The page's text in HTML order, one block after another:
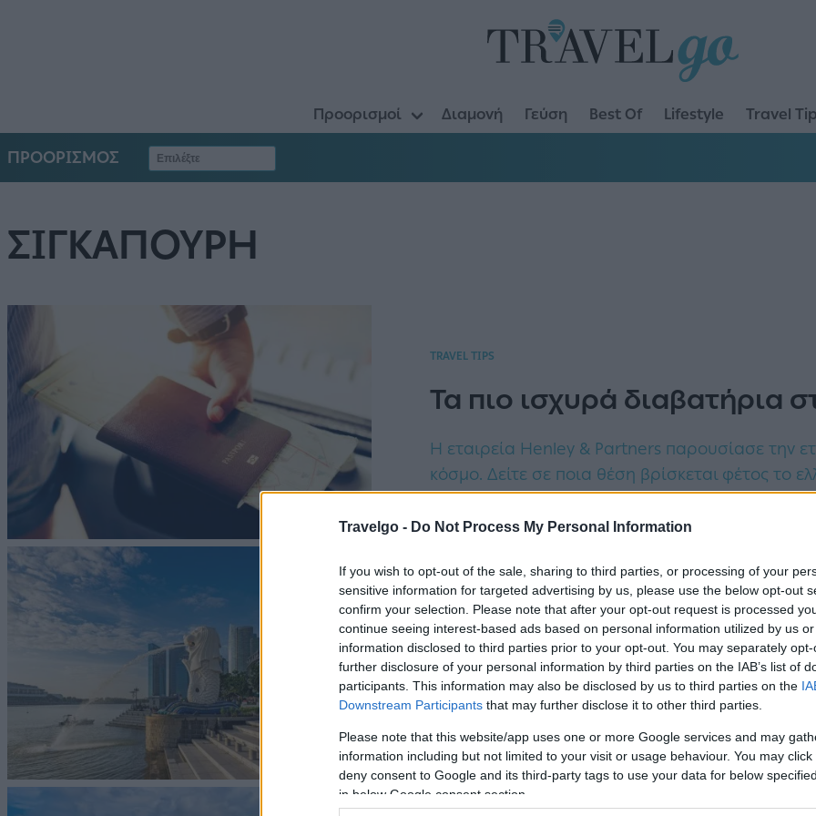
Travelgo - Do Not Process My Personal Information
If you wish to opt-out of the sale, sharing to third parties, or processing of your
sensitive information for targeted advertising by us, please use the below opt-out
confirm your selection. Please note that after your opt-out request is processed
continue seeing interest-based ads based on personal information utilized by us
information disclosed to third parties prior to your opt-out. You may separately
further disclosure of your personal information by third parties on the IAB’s list of
participants. This information may also be disclosed by us to third parties on the
Downstream Participants that may further disclose it to other third parties.
Please note that this website/app uses one or more Google services and may
information including but not limited to your visit or usage behaviour. You may
deny consent to Google and its third-party tags to use your data for below
in below Google consent section.
Προορισμοί Διαμονή Γεύση Best Of Lifestyle Travel
ΠΡΟΟΡΙΣΜΟΣ
ΣΙΓΚΑΠΟΥΡΗ
TRAVEL TIPS
Τα πιο ισχυρά διαβατήρια
Η εταιρεία Henley & Partners παρουσίασε την
κόσμο. Δείτε σε ποια θέση βρίσκεται φέτος το
BEST OF
Αυτή η πόλη ψηφίστηκε ως
Αυτή είναι η πιο φιλική προς τους επισκέπτες
βραβεία του Conde Nast Traveller.